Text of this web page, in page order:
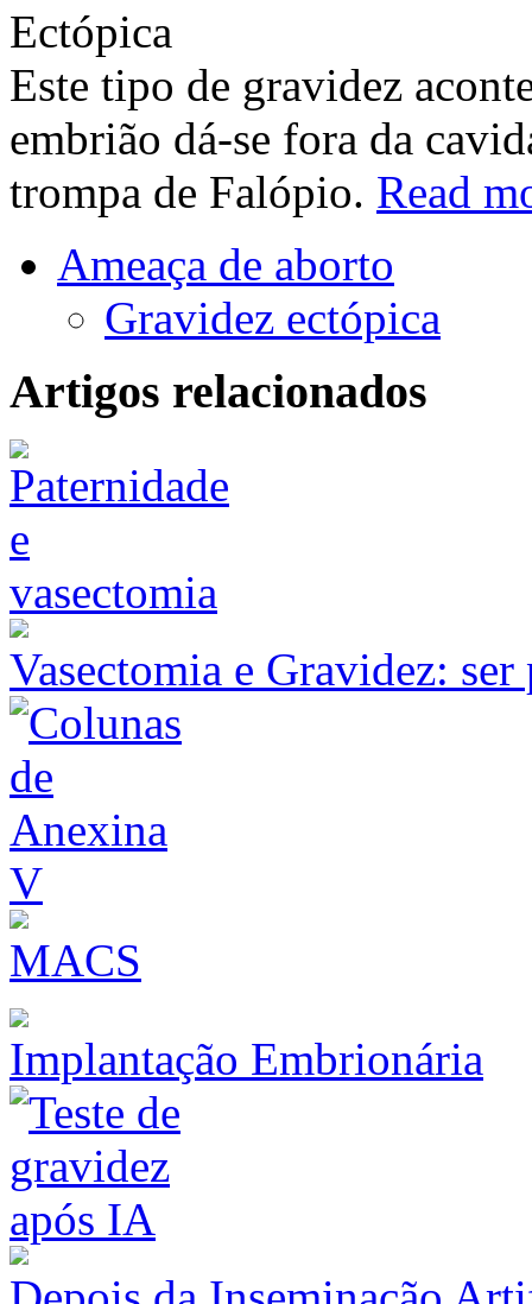
Este tipo de gravidez
embrião dá-se fora da
trompa de Falópio. Read
Ameaça de aborto
Gravidez ectópica
Artigos relacionados
Vasectomia e Gravidez:
MACS
Implantação Embrionária